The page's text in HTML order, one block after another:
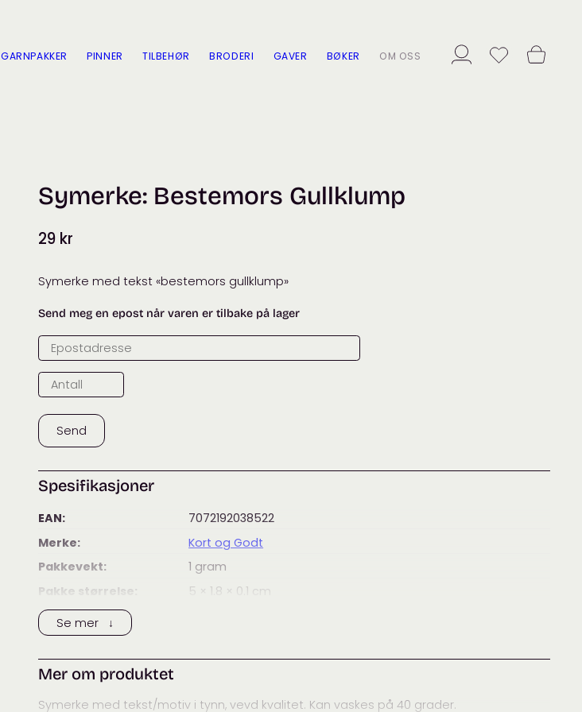
GARNPAKKER PINNER TILBEHØR BRODERI GAVER BØKER OM OSS
Symerke: Bestemors Gullklump
29 kr
Symerke med tekst «bestemors gullklump»
Send meg en epost når varen er tilbake på lager
Send
Spesifikasjoner
EAN:
7072192038522
Merke:
Kort og Godt
Pakkevekt:
1 gram
Pakke størrelse:
5 × 1.8 × 0.1 cm
Kategorier:
Se mer ↓
Mer om produktet
Symerke med tekst/motiv i tynn, vevd kvalitet. Kan vaskes på 40 grader.